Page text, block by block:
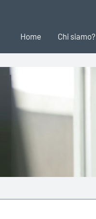
Home Chi siamo?